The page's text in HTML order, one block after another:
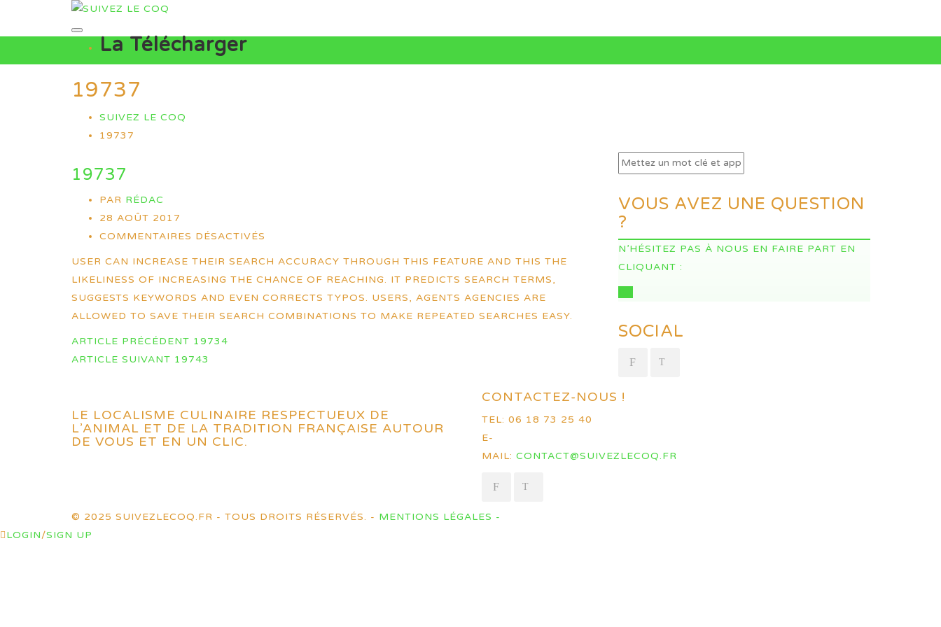
La Télécharger
19737
SUIVEZ LE COQ
19737
19737
PAR RÉDAC
28 AOÛT 2017
COMMENTAIRES DÉSACTIVÉS
USER CAN INCREASE THEIR SEARCH ACCURACY THROUGH THIS FEATURE AND THIS THE
LIKELINESS OF INCREASING THE CHANCE OF REACHING. IT PREDICTS SEARCH TERMS,
SUGGESTS KEYWORDS AND EVEN CORRECTS TYPOS. USERS, AGENTS AGENCIES ARE
ALLOWED TO SAVE THEIR SEARCH COMBINATIONS TO MAKE REPEATED SEARCHES EASY.
NAVIGATION
DES
ARTICLE PRÉCÉDENT 19734
ARTICLE SUIVANT 19743
VOUS AVEZ UNE QUESTION
?
N’HÉSITEZ PAS À NOUS EN FAIRE PART EN
CLIQUANT :
SOCIAL
LE LOCALISME CULINAIRE RESPECTUEUX DE
L’ANIMAL ET DE LA TRADITION FRANÇAISE AUTOUR
DE VOUS ET EN UN CLIC.
CONTACTEZ-NOUS !
TEL: 06 18 73 25 40
E-
MAIL: CONTACT@SUIVEZLECOQ.FR
© 2025 SUIVEZLECOQ.FR - TOUS DROITS RÉSERVÉS. - MENTIONS LÉGALES -
LOGIN/SIGN UP